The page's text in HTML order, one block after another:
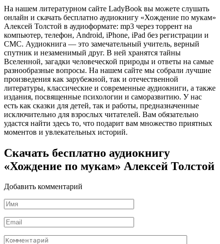
На нашем литературном сайте LadyBook вы можете слушать
онлайн и скачать бесплатно аудиокнигу «Хождение по мукам»
Алексей Толстой в аудиоформате: mp3 через торрент на
компьютер, телефон, Android, iPhone, iPad без регистрации и
СМС. Аудиокнига — это замечательный учитель, верный
спутник и незаменимый друг. В ней хранятся тайны
Вселенной, загадки человеческой природы и ответы на самые
разнообразные вопросы. На нашем сайте мы собрали лучшие
произведения как зарубежной, так и отечественной
литературы, классические и современные аудиокниги, а также
издания, посвященные психологии и саморазвитию. У нас
есть как сказки для детей, так и работы, предназначенные
исключительно для взрослых читателей. Вам обязательно
удастся найти здесь то, что подарит вам множество приятных
моментов и увлекательных историй.
Скачать бесплатно аудиокнигу
«Хождение по мукам» Алексей Толстой
Добавить комментарий
Имя
*
Email
*
Комментарий